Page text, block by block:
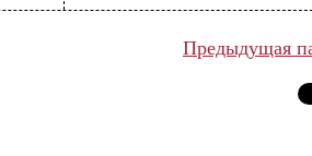
Предыдущая